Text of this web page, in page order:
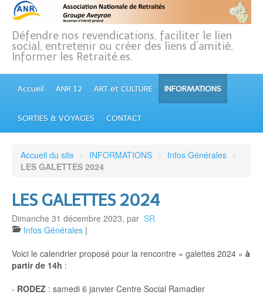
Défendre nos revendications, faciliter le lien
social, entretenir ou créer des liens d’amitié,
Informer les Retraité.es.
Accueil ANR 12 ART et CULTURE INFORMATIONS
SORTIES & VOYAGES CONTACT
Accueil du site > INFORMATIONS > Infos Générales >
LES GALETTES 2024
LES GALETTES 2024
Dimanche 31 décembre 2023, par SR
Infos Générales |
Voici le calendrier proposé pour la rencontre « galettes 2024 » à
partir de 14h :
- RODEZ : samedi 6 janvier Centre Social Ramadier